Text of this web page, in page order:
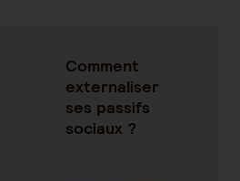
Comment
externaliser
ses passifs
sociaux ?